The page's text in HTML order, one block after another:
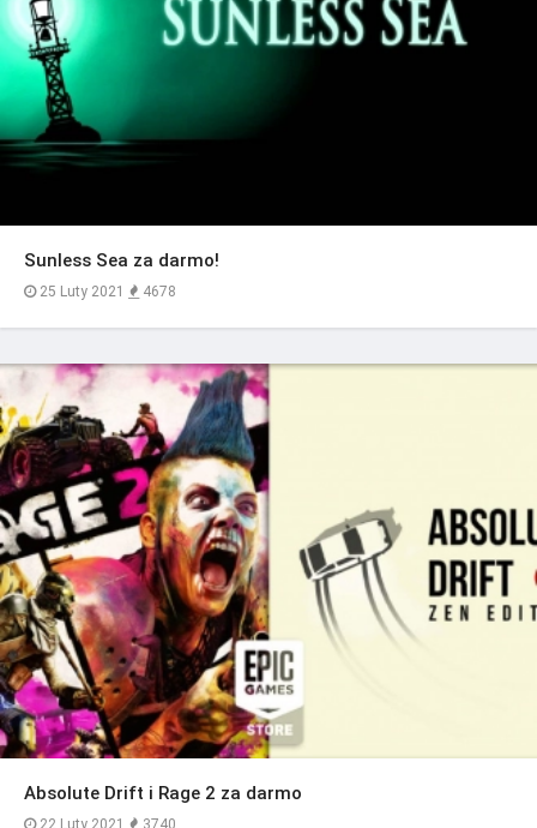
Sunless Sea za darmo!
25 Luty 2021 4678
Absolute Drift i Rage 2 za darmo
22 Luty 2021 3740